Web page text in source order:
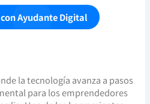
Ayudante Digital
la tecnología avanza a pasos
para los emprendedores